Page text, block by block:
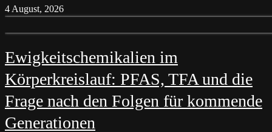
4 August, 2026
Ewigkeitschemikalien im
Körperkreislauf: PFAS, TFA und die
Frage nach den Folgen für kommende
Generationen